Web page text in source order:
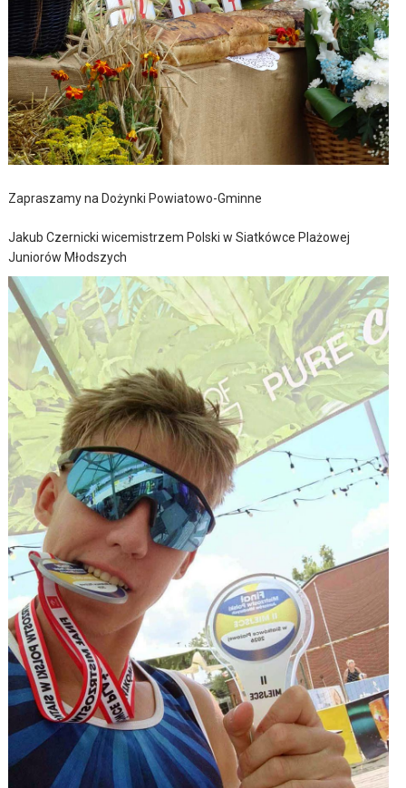
Zapraszamy na Dożynki Powiatowo-Gminne
Jakub Czernicki wicemistrzem Polski w Siatkówce Plażowej
Juniorów Młodszych